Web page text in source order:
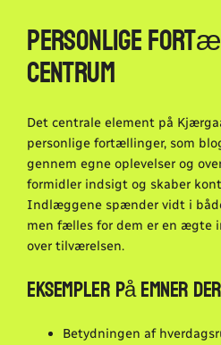
Personlige
centrum
Det centrale element på
personlige fortællinger, som
gennem egne oplevelser og
formidler indsigt og skaber
Indlæggene spænder vidt i
men fælles for dem er en ægte
over tilværelsen.
Eksempler på emner
Betydningen af